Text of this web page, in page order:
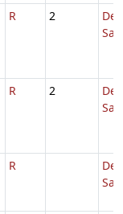
R 2
De
R 2
De
R
De